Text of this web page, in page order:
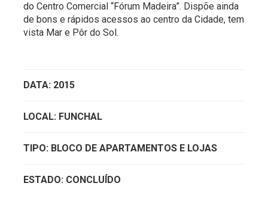
do Centro Comercial “Fórum Madeira”. Dispõe ainda
de bons e rápidos acessos ao centro da Cidade, tem
vista Mar e Pôr do Sol.
DATA: 2015
LOCAL: FUNCHAL
TIPO: BLOCO DE APARTAMENTOS E LOJAS
ESTADO: CONCLUÍDO